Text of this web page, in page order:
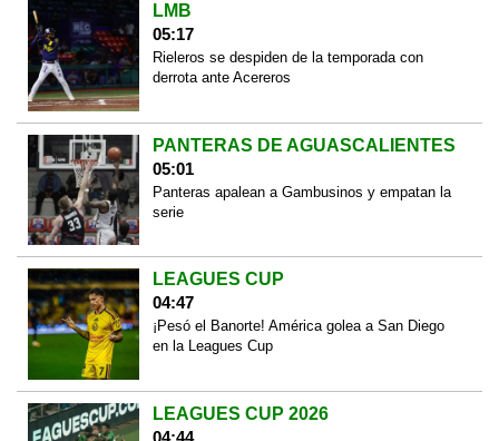
LMB
05:17
Rieleros se despiden de la temporada con
derrota ante Acereros
PANTERAS DE AGUASCALIENTES
05:01
Panteras apalean a Gambusinos y empatan la
serie
LEAGUES CUP
04:47
¡Pesó el Banorte! América golea a San Diego
en la Leagues Cup
LEAGUES CUP 2026
04:44